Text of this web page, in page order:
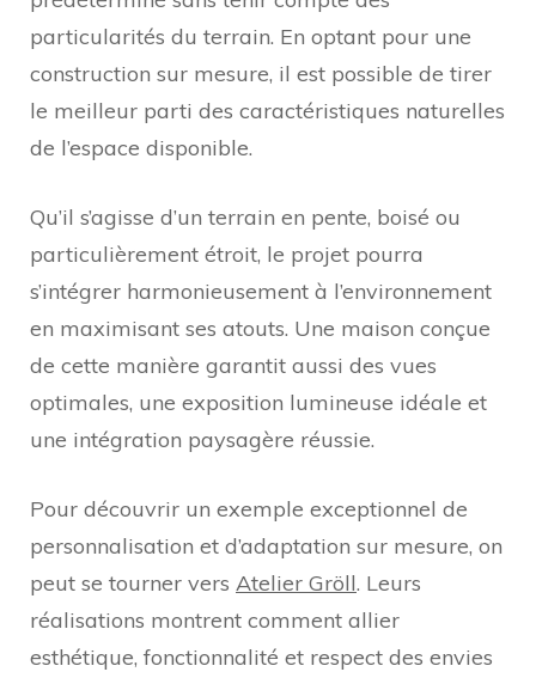
particularités du terrain. En optant pour une
construction sur mesure, il est possible de tirer
le meilleur parti des caractéristiques naturelles
de l’espace disponible.
Qu’il s’agisse d’un terrain en pente, boisé ou
particulièrement étroit, le projet pourra
s’intégrer harmonieusement à l’environnement
en maximisant ses atouts. Une maison conçue
de cette manière garantit aussi des vues
optimales, une exposition lumineuse idéale et
une intégration paysagère réussie.
Pour découvrir un exemple exceptionnel de
personnalisation et d’adaptation sur mesure, on
peut se tourner vers Atelier Gröll. Leurs
réalisations montrent comment allier
esthétique, fonctionnalité et respect des envies